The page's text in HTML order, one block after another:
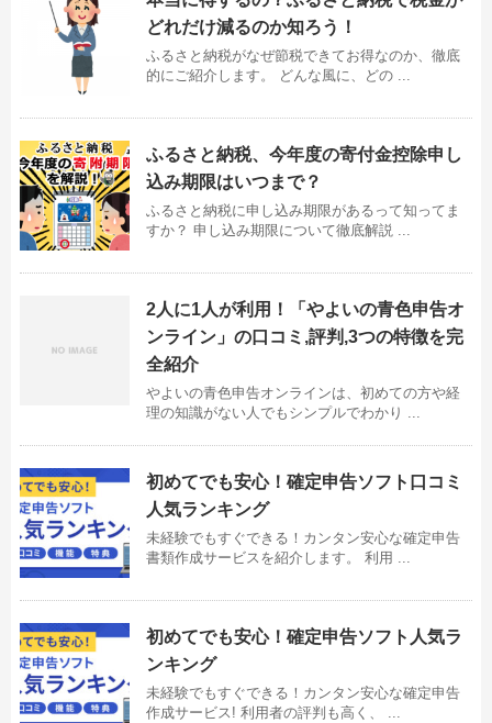
どれだけ減るのか知ろう！
ふるさと納税がなぜ節税できてお得なのか、徹底
的にご紹介します。 どんな風に、どの ...
ふるさと納税、今年度の寄付金控除申し
込み期限はいつまで？
ふるさと納税に申し込み期限があるって知ってま
すか？ 申し込み期限について徹底解説 ...
2人に1人が利用！「やよいの青色申告オ
ンライン」の口コミ,評判,3つの特徴を完
全紹介
やよいの青色申告オンラインは、初めての方や経
理の知識がない人でもシンプルでわかり ...
初めてでも安心！確定申告ソフト口コミ
人気ランキング
未経験でもすぐできる！カンタン安心な確定申告
書類作成サービスを紹介します。 利用 ...
初めてでも安心！確定申告ソフト人気ラ
ンキング
未経験でもすぐできる！カンタン安心な確定申告
作成サービス! 利用者の評判も高く、 ...